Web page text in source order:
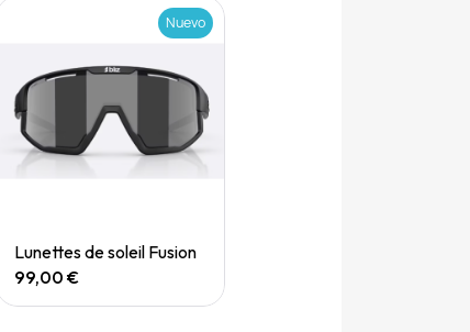
Quick View
Nuevo
Lunettes de soleil Fusion
99,00 €